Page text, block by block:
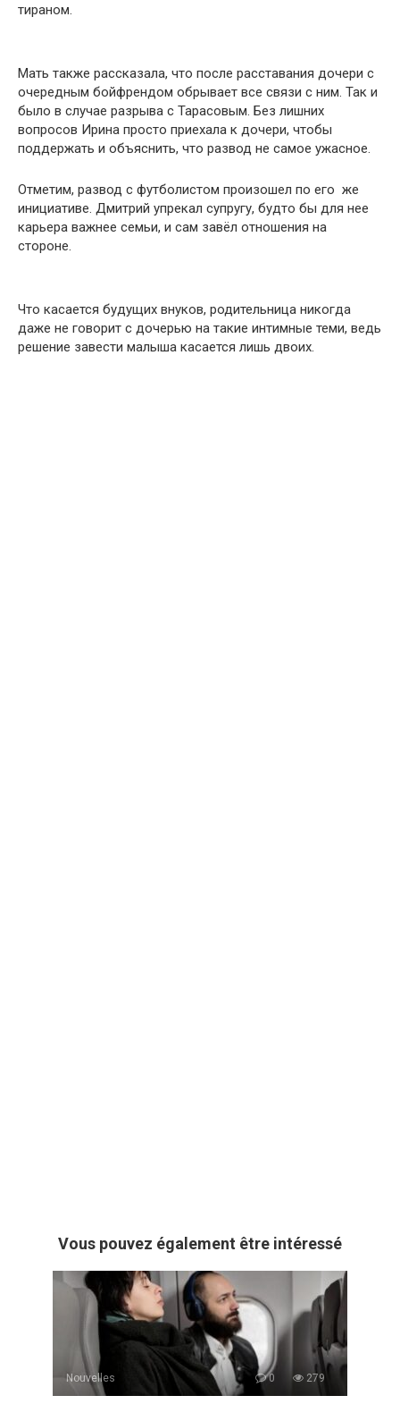
тираном.
Мать также рассказала, что после расставания дочери с
очередным бойфрендом обрывает все связи с ним. Так и
было в случае разрыва с Тарасовым. Без лишних
вопросов Ирина просто приехала к дочери, чтобы
поддержать и объяснить, что развод не самое ужасное.
Отметим, развод с футболистом произошел по его же
инициативе. Дмитрий упрекал супругу, будто бы для нее
карьера важнее семьи, и сам завёл отношения на
стороне.
Что касается будущих внуков, родительница никогда
даже не говорит с дочерью на такие интимные теми, ведь
решение завести малыша касается лишь двоих.
Vous pouvez également être intéressé
Nouvelles 0 279